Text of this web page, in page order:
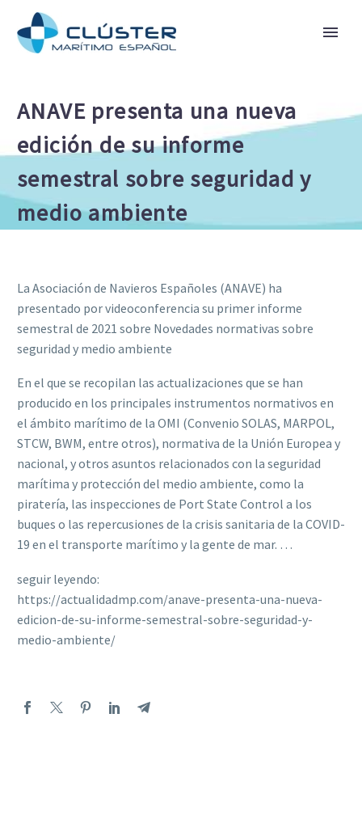
ANAVE presenta una nueva
edición de su informe
semestral sobre seguridad y
medio ambiente
La Asociación de Navieros Españoles (ANAVE) ha
presentado por videoconferencia su primer informe
semestral de 2021 sobre Novedades normativas sobre
seguridad y medio ambiente
En el que se recopilan las actualizaciones que se han
producido en los principales instrumentos normativos en
el ámbito marítimo de la OMI (Convenio SOLAS, MARPOL,
STCW, BWM, entre otros), normativa de la Unión Europea y
nacional, y otros asuntos relacionados con la seguridad
marítima y protección del medio ambiente, como la
piratería, las inspecciones de Port State Control a los
buques o las repercusiones de la crisis sanitaria de la COVID-
19 en el transporte marítimo y la gente de mar. …
seguir leyendo:
https://actualidadmp.com/anave-presenta-una-nueva-
edicion-de-su-informe-semestral-sobre-seguridad-y-
medio-ambiente/